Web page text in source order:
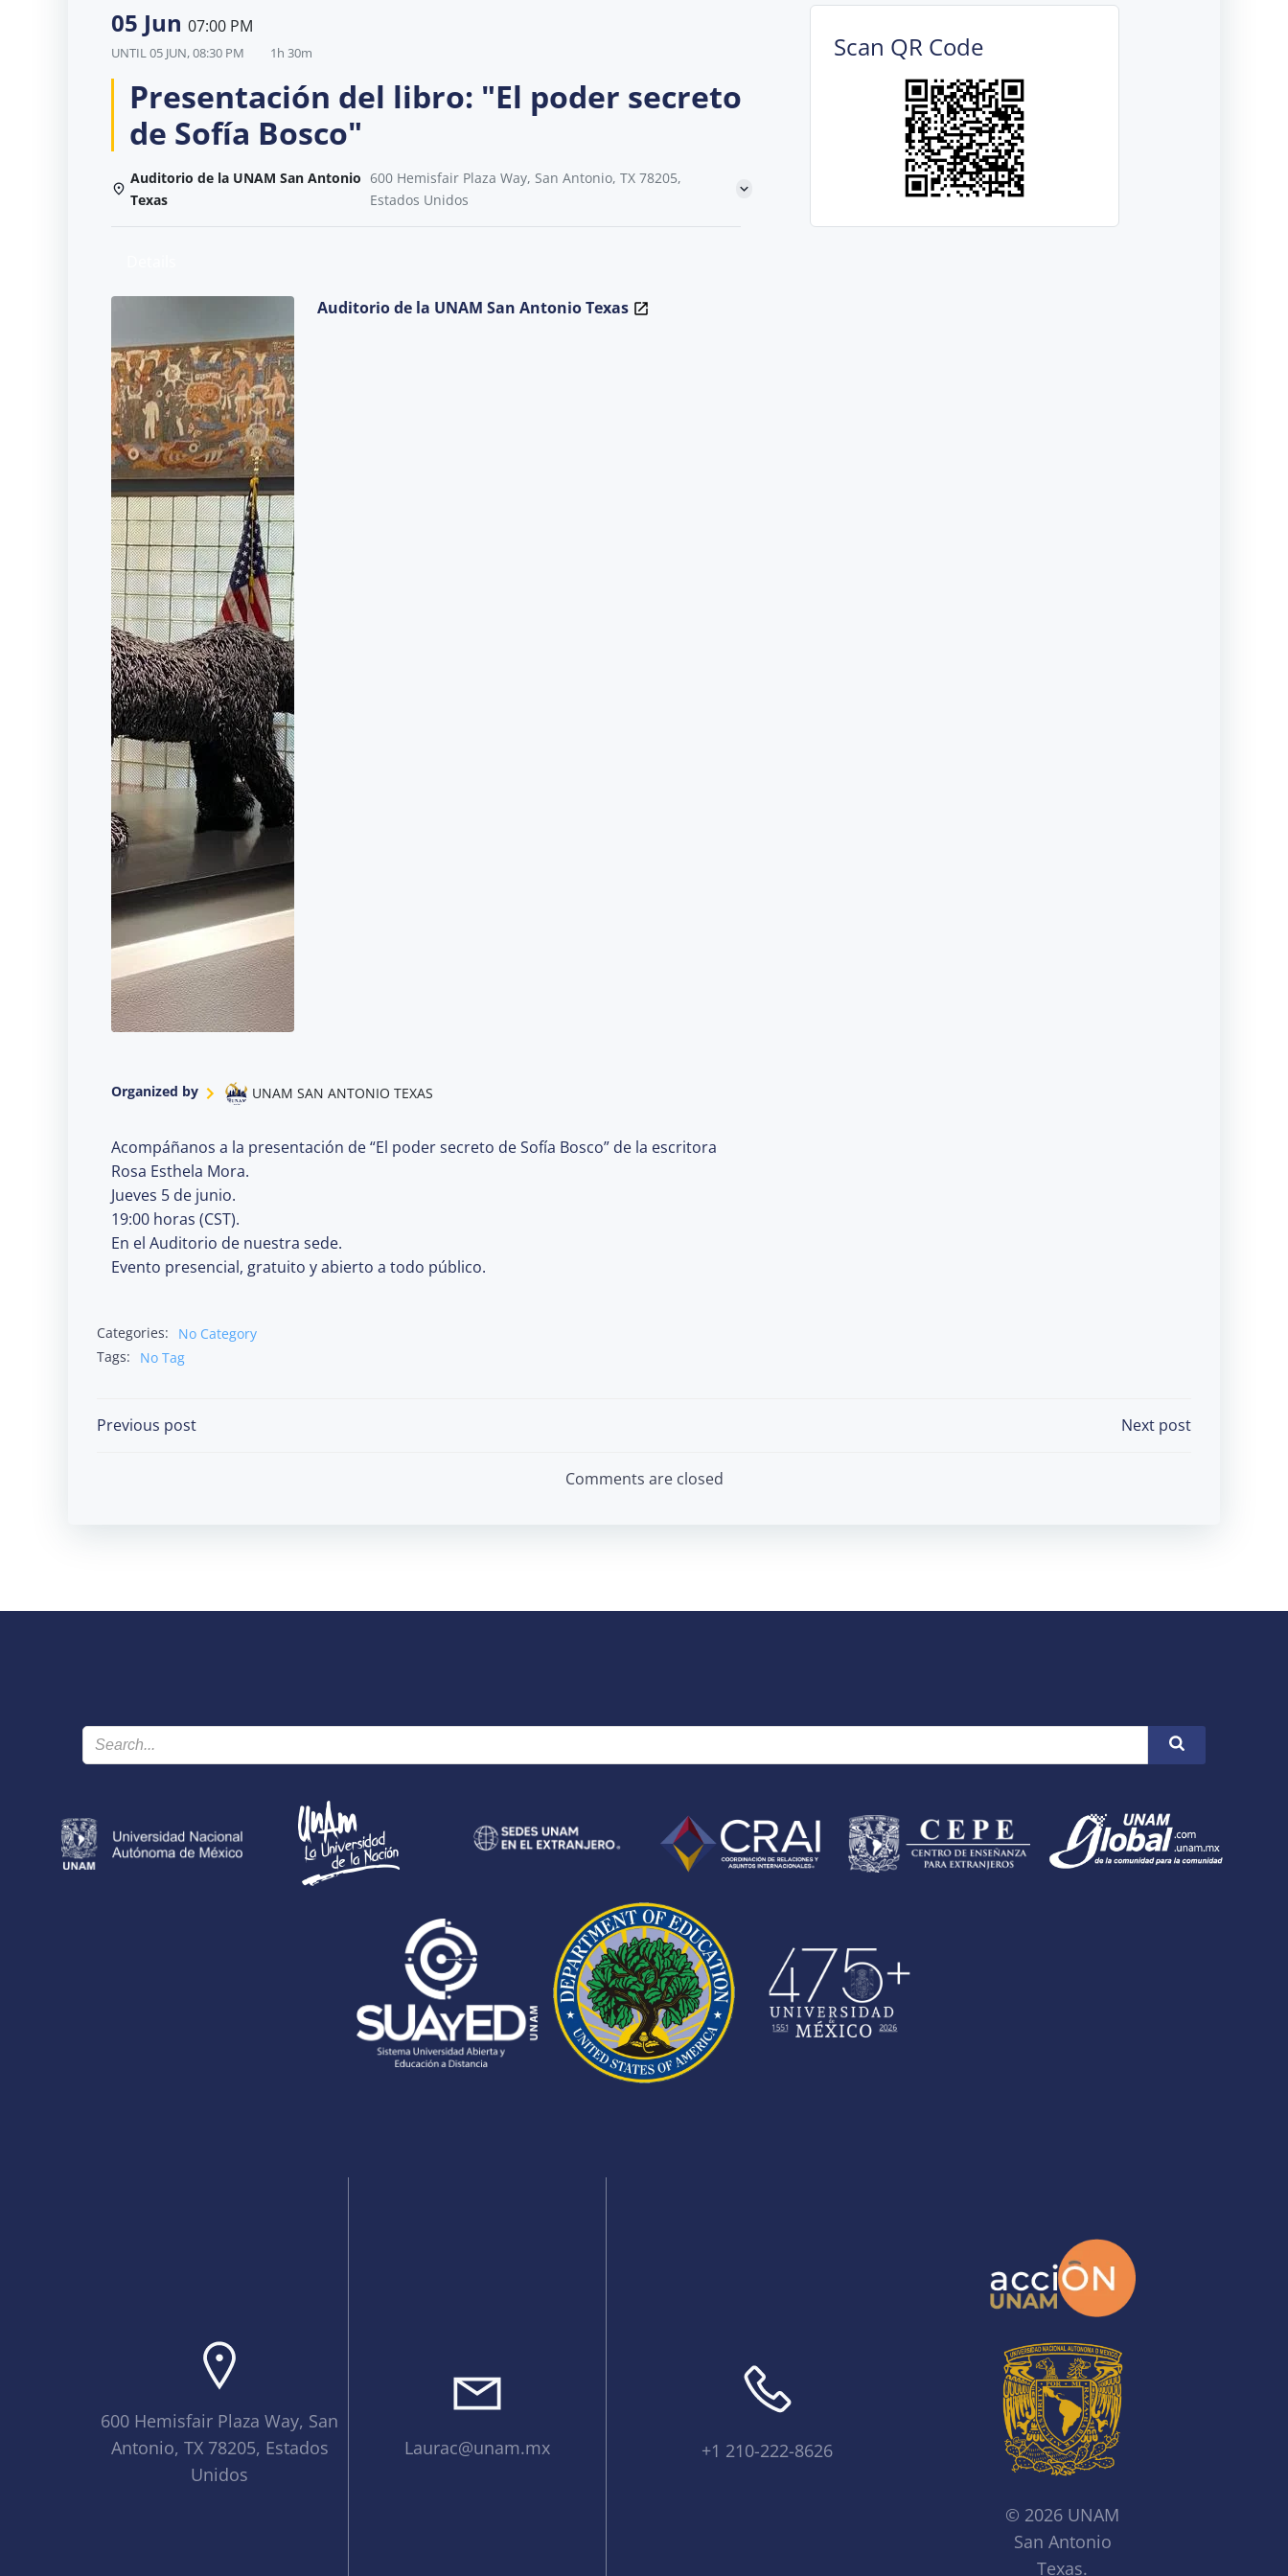
05 Jun 07:00 PM
UNTIL05 JUN, 08:30 PM 1h 30m
Presentación del libro: "El poder secreto
de Sofía Bosco"
Auditorio de la UNAM San Antonio
Texas
600 Hemisfair Plaza Way, San Antonio, TX 78205,
Estados Unidos
Auditorio de la UNAM San Antonio Texas
Organized by UNAM SAN ANTONIO TEXAS
Acompáñanos a la presentación de “El poder secreto de Sofía Bosco” de la escritora
Rosa Esthela Mora.
Jueves 5 de junio.
19:00 horas (CST).
En el Auditorio de nuestra sede.
Evento presencial, gratuito y abierto a todo público.
Scan QR Code
Categories:
No Category
Tags:
No Tag
Post
Previous post
navigation
Next post
Comments are closed
600 Hemisfair Plaza Way, San
Antonio, TX 78205, Estados
Unidos
Laurac@unam.mx +1 210-222-8626
© 2026 UNAM
San Antonio
Texas.